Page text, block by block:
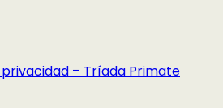
– Tríada Primate